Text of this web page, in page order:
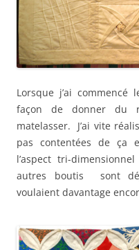
Lorsque j’ai
façon de donner du
matelasser. J’ai vite
pas contentées de ça
l’aspect tri-
autres boutis sont
voulaient davantage